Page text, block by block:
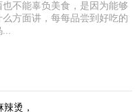
不能辜负美食，是因为能够
方面讲，每每品尝到好吃的
...